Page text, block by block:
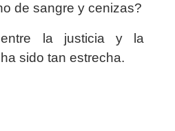
de sangre y cenizas?
la justicia y la
sido tan estrecha.